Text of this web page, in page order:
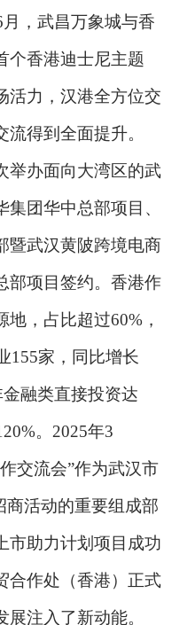
，武昌万象城与香
个香港迪士尼主题
活力，汉港全方位交
得到全面提升。
举办面向大湾区的武
团华中总部项目、
暨武汉黄陂跨境电商
部项目签约。香港作
，占比超过60%，
155家，同比增长
融类直接投资达
。2025年3
交流会”作为武汉市
商活动的重要组成部
市助力计划项目成功
合作处（香港）正式
注入了新动能。